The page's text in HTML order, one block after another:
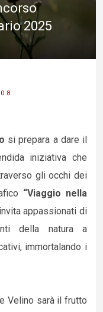
2025
si prepara a dare il
iniziativa che
gli occhi dei
“Viaggio nella
invita appassionati di
della natura a
immortalando i
Velino sarà il frutto